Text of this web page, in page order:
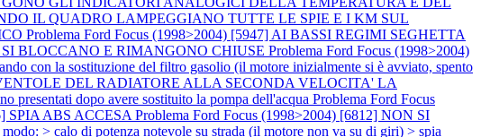
IL QUADRO LAMPEGGIANO TUTTE LE SPIE E I KM SUL
Problema Ford Focus (1998>2004) [5947] AI BASSI REGIMI SEGHETTA
SI BLOCCANO E RIMANGONO CHIUSE Problema Ford Focus (1998>2004)
con la sostituzione del filtro gasolio (il motore inizialmente si è avviato, spento
DEL RADIATORE ALLA SECONDA VELOCITA' LA
dopo avere sostituito la pompa dell'acqua Problema Ford Focus
SPIA ABS ACCESA Problema Ford Focus (1998>2004) [6812] NON SI
> calo di potenza notevole su strada (il motore non va su di giri) > spia